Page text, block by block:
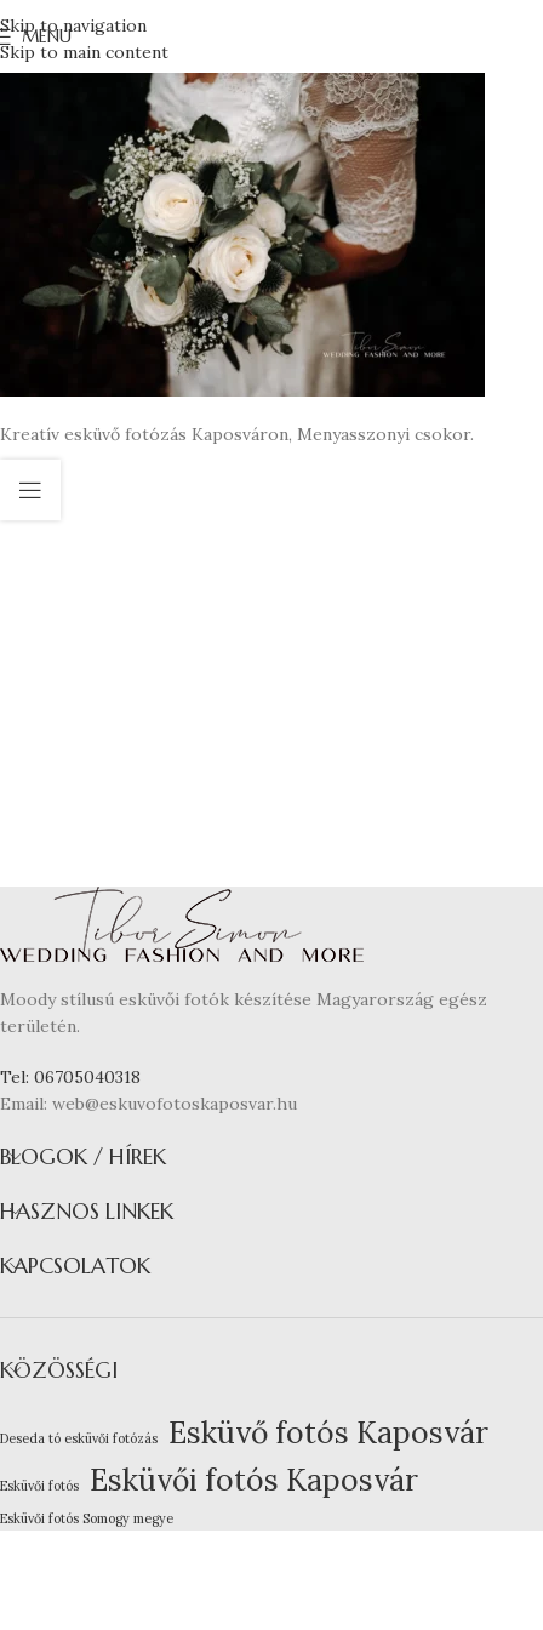
Skip to navigation
Skip to main content
MENU
Kreatív esküvő fotózás Kaposváron, Menyasszonyi csokor.
Moody stílusú esküvői fotók készítése Magyarország egész
területén.
Tel: 06705040318
Email: web@eskuvofotoskaposvar.hu
BLOGOK / HÍREK
HASZNOS LINKEK
KAPCSOLATOK
KÖZÖSSÉGI
Deseda tó esküvői fotózás Esküvő fotós Kaposvár
Esküvői fotós Esküvői fotós Kaposvár
Esküvői fotós Somogy megye